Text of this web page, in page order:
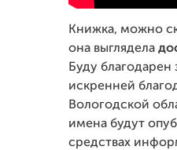
Книжка, можно
она выглядела
Буду
искренней
Вологодской
имена будут
средствах